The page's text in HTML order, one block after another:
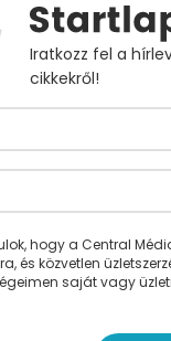
Iratkozz fel a
cikkekről!
hogy a Central
és közvetlen
saját vagy